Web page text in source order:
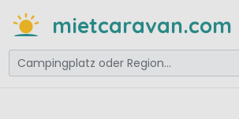
mietcaravan.com